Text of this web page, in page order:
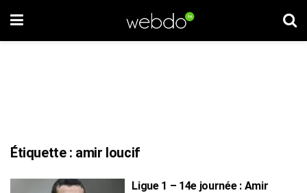
Étiquette : amir loucif
Ligue 1 – 14e journée : Amir